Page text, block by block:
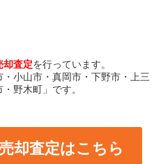
却査定を行っています。
小山市・真岡市・下野市・上三
野木町」です。
却査定はこちら